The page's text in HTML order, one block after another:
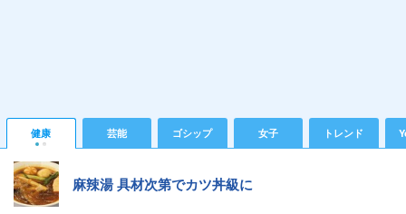
健康 芸能 ゴシップ 女子 トレンド
麻辣湯 具材次第でカツ丼級に